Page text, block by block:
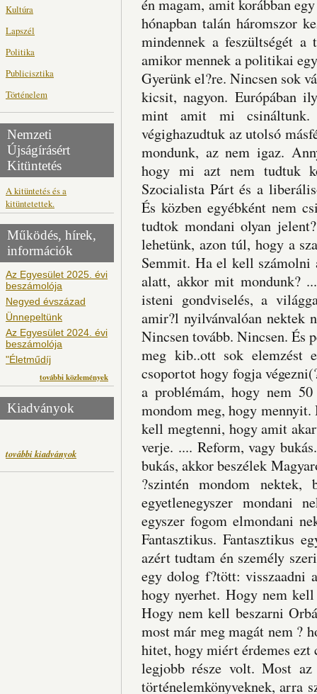
Kultúra
Lapszél
Politika
Publicisztika
Történelem
Nemzeti
Újságírásért
Kitüntetés
A kitüntetés és a
kitüntetettek.
Működés, hírek,
információk
Az Egyesület 2025. évi
beszámolója
Negyed évszázad
Ünnepeltünk
Az Egyesület 2024. évi
beszámolója
"Életműdíj
további közlemények
Kiadványok
további kiadványok
én magam, amit korábban
hónapban talán háromszor
mindennek a feszültségét a
amikor mennek a politikai
Gyerünk el?re. Nincsen sok
kicsit, nagyon. Európában
mint amit mi csináltunk.
végighazudtuk az utolsó
mondunk, az nem igaz.
hogy mi azt nem tudtuk
Szocialista Párt és a
És közben egyébként nem
tudtok mondani olyan
lehetünk, azon túl, hogy a
Semmit. Ha el kell számolni
alatt, akkor mit mondunk?
isteni gondviselés, a
amir?l nyilvánvalóan nektek
Nincsen tovább. Nincsen. És
meg kib..ott sok elemzést
csoportot hogy fogja
a problémám, hogy nem
mondom meg, hogy
kell megtenni, hogy amit
verje. .... Reform, vagy
bukás, akkor beszélek
?szintén mondom
egyetlenegyszer mondani
egyszer fogom elmondani
Fantasztikus. Fantasztikus
azért tudtam én személy
egy dolog f?tött: visszaadni
hogy nyerhet. Hogy nem
Hogy nem kell beszarni
most már meg magát nem ?
hitet, hogy miért érdemes
legjobb része volt. Most
történelemkönyveknek, arra